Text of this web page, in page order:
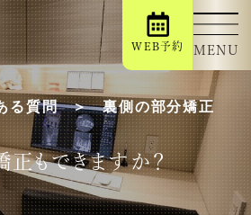
る質問
裏側の部分矯正
もできますか？
MENU
WEB予約